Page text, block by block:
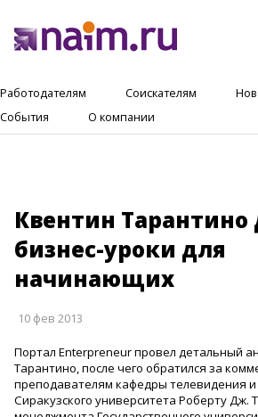
Работодателям Соискателям
События
О компании
Квентин Тарантино
бизнес-уроки для
начинающих
10 фев 2013
Портал Enterpreneur провел детальный
Тарантино, после чего обратился за
преподавателям кафедры телевидения и
Сиракузского университета Роберту Дж.